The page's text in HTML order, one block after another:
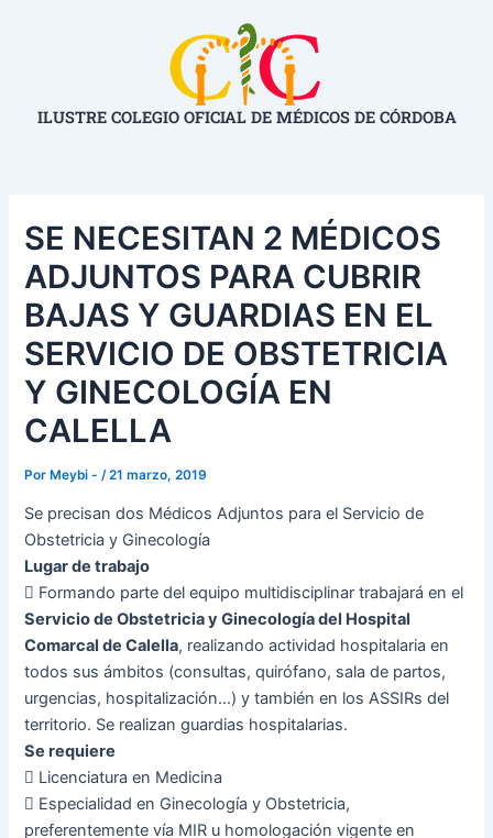
ILUSTRE COLEGIO OFICIAL DE MÉDICOS DE CÓRDOBA
SE NECESITAN 2 MÉDICOS
ADJUNTOS PARA CUBRIR
BAJAS Y GUARDIAS EN EL
SERVICIO DE OBSTETRICIA
Y GINECOLOGÍA EN
CALELLA
PorMeybi - /21 marzo, 2019
Se precisan dos Médicos Adjuntos para el Servicio de
Obstetricia y Ginecología
Lugar de trabajo
 Formando parte del equipo multidisciplinar trabajará en el
Servicio de Obstetricia y Ginecología del Hospital
Comarcal de Calella, realizando actividad hospitalaria en
todos sus ámbitos (consultas, quirófano, sala de partos,
urgencias, hospitalización…) y también en los ASSIRs del
territorio. Se realizan guardias hospitalarias.
Se requiere
 Licenciatura en Medicina
 Especialidad en Ginecología y Obstetricia,
preferentemente vía MIR u homologación vigente en